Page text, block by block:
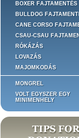
BOXER FAJTAMENTÉS
BULLDOG
CANE CORSO
CSAU-CSAU
RÓKÁZÁS
LOVAZÁS
MAJOMKODÁS
MONGREL
VOLT EGYSZER EGY
MINIMENHELY